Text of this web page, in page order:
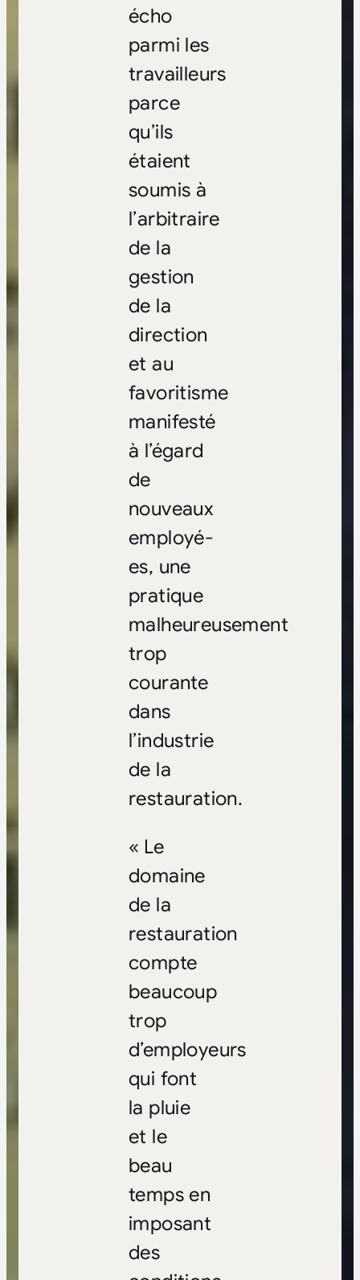
écho
parmi les
travailleurs
parce
qu’ils
étaient
soumis à
l’arbitraire
de la
gestion
de la
direction
et au
favoritisme
manifesté
à l’égard
de
nouveaux
employé-
es, une
pratique
malheureusement
trop
courante
dans
l’industrie
de la
restauration.
« Le
domaine
de la
restauration
compte
beaucoup
trop
d’employeurs
qui font
la pluie
et le
beau
temps en
imposant
des